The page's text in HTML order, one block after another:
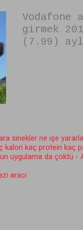
girmek
(7.99)
konuda
sinekler ne işe
kalori kaç protein kaç
uygulama da çöktü -
aracı